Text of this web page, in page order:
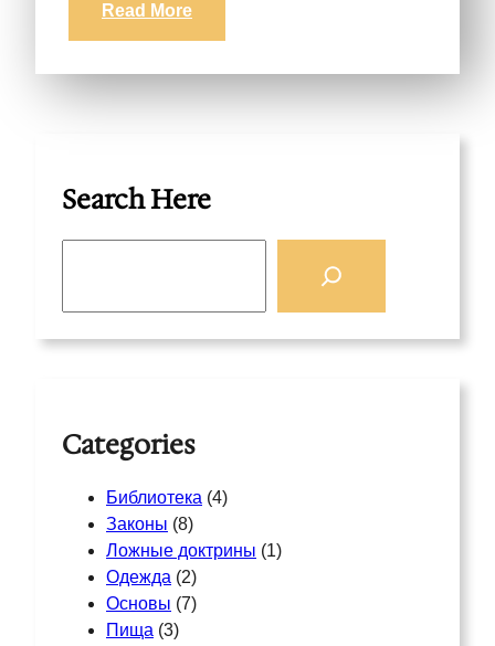
Read More
Search Here
Categories
Библиотека (4)
Законы (8)
Ложные доктрины (1)
Одежда (2)
Основы (7)
Пища (3)